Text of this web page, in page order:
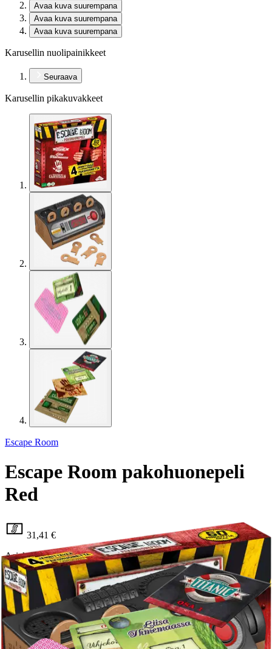
Avaa kuva suurempana
Avaa kuva suurempana
Avaa kuva suurempana
Karusellin nuolipainikkeet
Seuraava
Karusellin pikakuvakkeet
Escape Room
Escape Room pakohuonepeli
Red
31,41 €
Asiakasomistajahinta
Hinta ilman S-Etukorttia: 36,95 €
Verkkokaupan hinta
Valitse toimitustapa
Nouto myymälästä
Toimitus